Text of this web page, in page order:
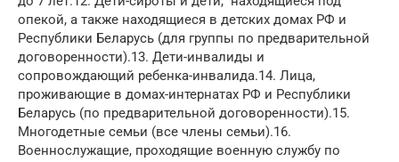
опекой, а также находящиеся в детских домах РФ и
Республики Беларусь (для группы по предварительной
договоренности).13. Дети-инвалиды и
сопровождающий ребенка-инвалида.14. Лица,
проживающие в домах-интернатах РФ и Республики
Беларусь (по предварительной договоренности).15.
Многодетные семьи (все члены семьи).16.
Военнослужащие, проходящие военную службу по